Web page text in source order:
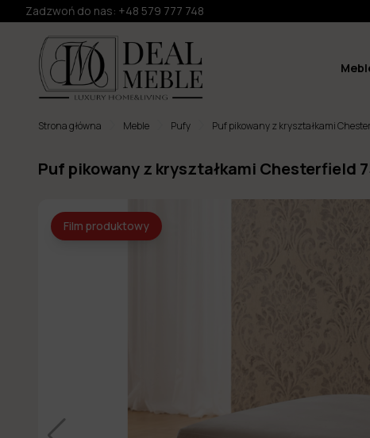
Zadzwoń do nas: +48 579 777 748
Strona główna Meble Pufy Puf pikowany z kryształkami
Puf pikowany z kryształkami Chesterfield
Film produktowy